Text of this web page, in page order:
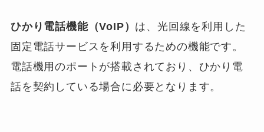
ひかり電話機能（VoIP） は、光回線を利用した
固定電話サービスを利用するための機能です。
電話機用のポートが搭載されており、ひかり電
話を契約している場合に必要となります。